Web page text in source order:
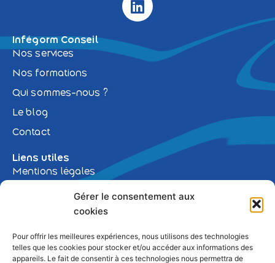
Gérer le consentement aux
cookies
Pour offrir les meilleures expériences, nous utilisons des technologies
telles que les cookies pour stocker et/ou accéder aux informations des
appareils. Le fait de consentir à ces technologies nous permettra de
i
k
e
Infégorm Conseil
Nos services
Nos formations
Qui sommes-nous ?
Le blog
Contact
Liens utiles
Mentions légales
Politique de confidentialité
Ce site a été financé
avec l’aide du FEDER
(REACT-UE), dans le
Création et conception
Agence Digitale Irokoet
Green Marketing